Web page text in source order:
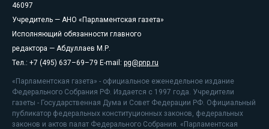
46097
Учредитель — АНО «Парламентская газета»
Исполняющий обязанности главного
редактора — Абдуллаев М.Р.
Тел.: +7 (495) 637–69–79 E-mail: pg@pnp.ru
«Парламентская газета» - официальное еженедельное издание
Федерального Собрания РФ. Издается с 1997 года. Учредители
газеты - Государственная Дума и Совет Федерации РФ. Официальный
публикатор федеральных конституционных законов, федеральных
законов и актов палат Федерального Собрания. «Парламентская